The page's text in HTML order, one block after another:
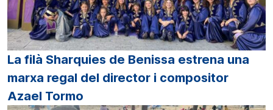
La filà Sharquies de Benissa estrena una
marxa regal del director i compositor
Azael Tormo